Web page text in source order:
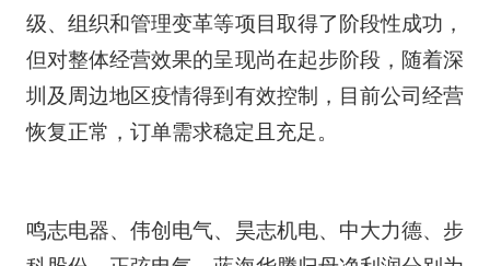
级、组织和管理变革等项目取得了阶段性成功，
但对整体经营效果的呈现尚在起步阶段，随着深
圳及周边地区疫情得到有效控制，目前公司经营
恢复正常，订单需求稳定且充足。
鸣志电器、伟创电气、昊志机电、中大力德、步